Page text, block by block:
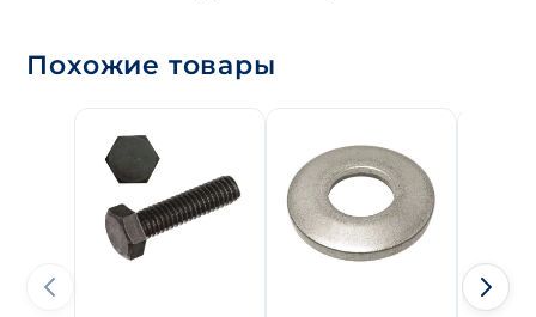
Похожие товары